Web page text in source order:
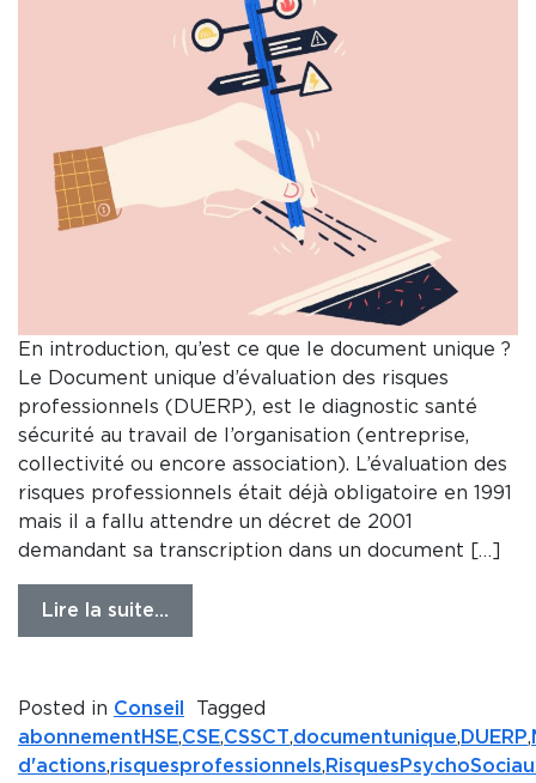
En introduction, qu’est ce que le document unique ?
Le Document unique d’évaluation des risques
professionnels (DUERP), est le diagnostic santé
sécurité au travail de l’organisation (entreprise,
collectivité ou encore association). L’évaluation des
risques professionnels était déjà obligatoire en 1991
mais il a fallu attendre un décret de 2001
demandant sa transcription dans un document […]
Lire la suite…
Posted in Conseil
Tagged
abonnementHSE,CSE,CSSCT,documentunique, DUERP,
d'actions,risquesprofessionnels,